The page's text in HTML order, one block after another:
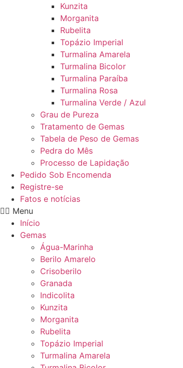
Kunzita
Morganita
Rubelita
Topázio Imperial
Turmalina Amarela
Turmalina Bicolor
Turmalina Paraíba
Turmalina Rosa
Turmalina Verde / Azul
Grau de Pureza
Tratamento de Gemas
Tabela de Peso de Gemas
Pedra do Mês
Processo de Lapidação
Pedido Sob Encomenda
Registre-se
Fatos e notícias
Menu
Início
Gemas
Água-Marinha
Berilo Amarelo
Crisoberilo
Granada
Indicolita
Kunzita
Morganita
Rubelita
Topázio Imperial
Turmalina Amarela